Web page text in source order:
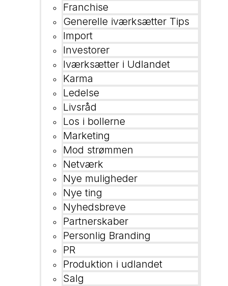
Franchise
Generelle iværksætter Tips
Import
Investorer
Iværksætter i Udlandet
Karma
Ledelse
Livsråd
Los i bollerne
Marketing
Mod strømmen
Netværk
Nye muligheder
Nye ting
Nyhedsbreve
Partnerskaber
Personlig Branding
PR
Produktion i udlandet
Salg